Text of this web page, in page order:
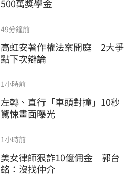
500萬獎學金
49分鐘前
高虹安著作權法案開庭　2大爭
點下次辯論
1小時前
左轉、直行「車頭對撞」10秒
驚悚畫面曝光
1小時前
美女律師狠詐10億佣金　郭台
銘：沒找仲介